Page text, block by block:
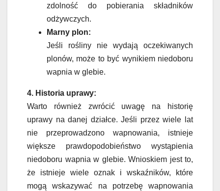
zdolność do pobierania składników
odżywczych.
Marny plon:
Jeśli rośliny nie wydają oczekiwanych
plonów, może to być wynikiem niedoboru
wapnia w glebie.
4. Historia uprawy:
Warto również zwrócić uwagę na historię
uprawy na danej działce. Jeśli przez wiele lat
nie przeprowadzono wapnowania, istnieje
większe prawdopodobieństwo wystąpienia
niedoboru wapnia w glebie. Wnioskiem jest to,
że istnieje wiele oznak i wskaźników, które
mogą wskazywać na potrzebę wapnowania